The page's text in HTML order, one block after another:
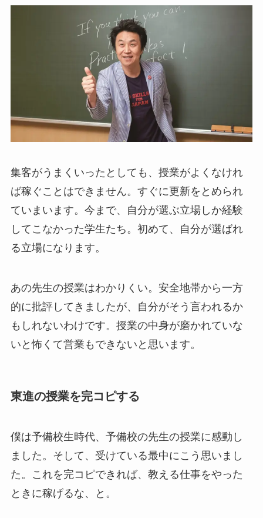
集客がうまくいったとしても、授業がよくなけれ
ば稼ぐことはできません。すぐに更新をとめられ
ていまいます。今まで、自分が選ぶ立場しか経験
してこなかった学生たち。初めて、自分が選ばれ
る立場になります。
あの先生の授業はわかりくい。安全地帯から一方
的に批評してきましたが、自分がそう言われるか
もしれないわけです。授業の中身が磨かれていな
いと怖くて営業もできないと思います。
東進の授業を完コピする
僕は予備校生時代、予備校の先生の授業に感動し
ました。そして、受けている最中にこう思いまし
た。これを完コピできれば、教える仕事をやった
ときに稼げるな、と。